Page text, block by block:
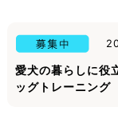
愛犬の暮らしに役
ッグトレーニング